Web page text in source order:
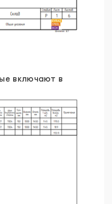
включают в